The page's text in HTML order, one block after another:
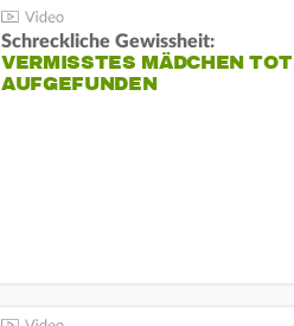
Schreckliche Gewissheit:
VERMISSTES MÄDCHEN TOT
AUFGEFUNDEN